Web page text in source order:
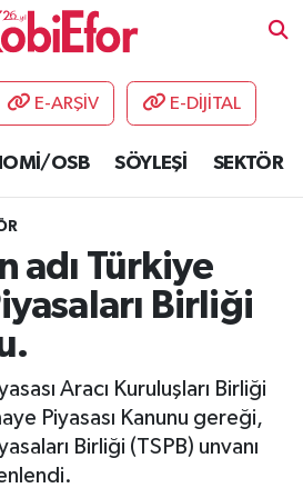
E-ARŞİV E-DİJİTAL
OSB SÖYLEŞİ SEKTÖR
adı Türkiye
Birliği
Aracı Kuruluşları Birliği
Piyasası Kanunu gereği,
Birliği (TSPB) unvanı